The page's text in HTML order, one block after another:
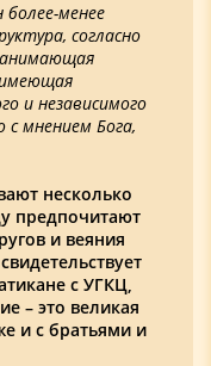
менее
согласно
и независимого
с мнением Бога,
несколько
предпочитают
и веяния
с УГКЦ,
– это великая
и с братьями и